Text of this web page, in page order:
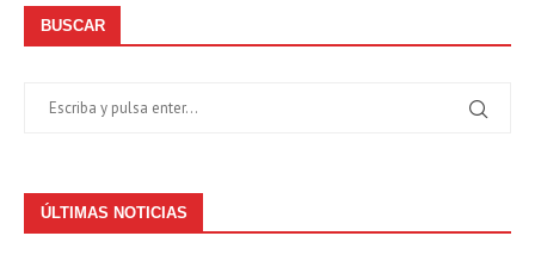
BUSCAR
ÚLTIMAS NOTICIAS